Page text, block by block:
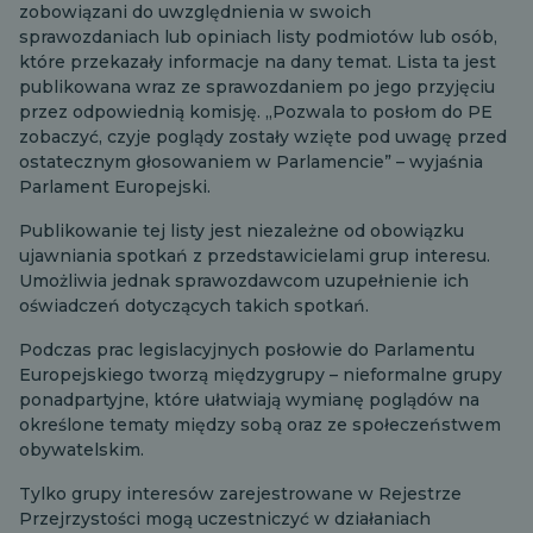
zobowiązani do uwzględnienia w swoich
sprawozdaniach lub opiniach listy podmiotów lub osób,
które przekazały informacje na dany temat. Lista ta jest
publikowana wraz ze sprawozdaniem po jego przyjęciu
przez odpowiednią komisję. „Pozwala to posłom do PE
zobaczyć, czyje poglądy zostały wzięte pod uwagę przed
ostatecznym głosowaniem w Parlamencie” – wyjaśnia
Parlament Europejski.
Publikowanie tej listy jest niezależne od obowiązku
ujawniania spotkań z przedstawicielami grup interesu.
Umożliwia jednak sprawozdawcom uzupełnienie ich
oświadczeń dotyczących takich spotkań.
Podczas prac legislacyjnych posłowie do Parlamentu
Europejskiego tworzą międzygrupy – nieformalne grupy
ponadpartyjne, które ułatwiają wymianę poglądów na
określone tematy między sobą oraz ze społeczeństwem
obywatelskim.
Tylko grupy interesów zarejestrowane w Rejestrze
Przejrzystości mogą uczestniczyć w działaniach